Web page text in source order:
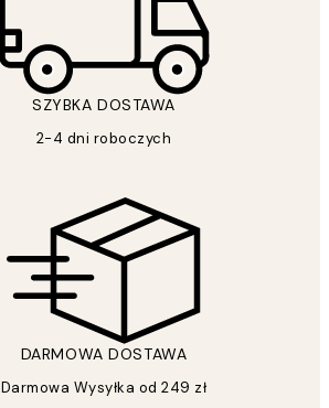
SZYBKA DOSTAWA
2-4 dni roboczych
DARMOWA DOSTAWA
Darmowa Wysyłka od 249 zł